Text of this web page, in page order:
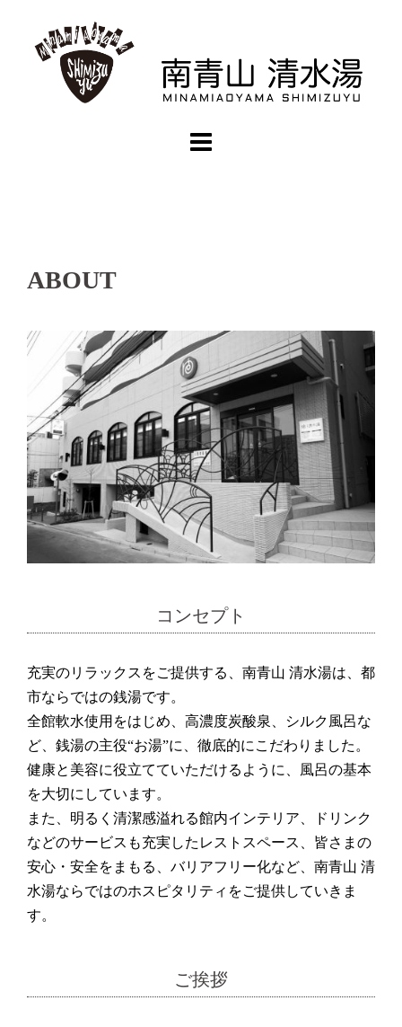
ABOUT
コンセプト
充実のリラックスをご提供する、南青山 清水湯は、都
市ならではの銭湯です。
全館軟水使用をはじめ、高濃度炭酸泉、シルク風呂な
ど、銭湯の主役“お湯”に、徹底的にこだわりました。
健康と美容に役立てていただけるように、風呂の基本
を大切にしています。
また、明るく清潔感溢れる館内インテリア、ドリンク
などのサービスも充実したレストスペース、皆さまの
安心・安全をまもる、バリアフリー化など、南青山 清
水湯ならではのホスピタリティをご提供していきま
す。
ご挨拶